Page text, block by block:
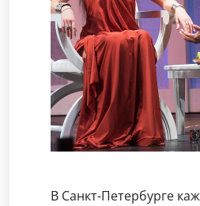
В Санкт-Петербурге